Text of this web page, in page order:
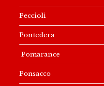
Peccioli
Pontedera
Pomarance
Ponsacco